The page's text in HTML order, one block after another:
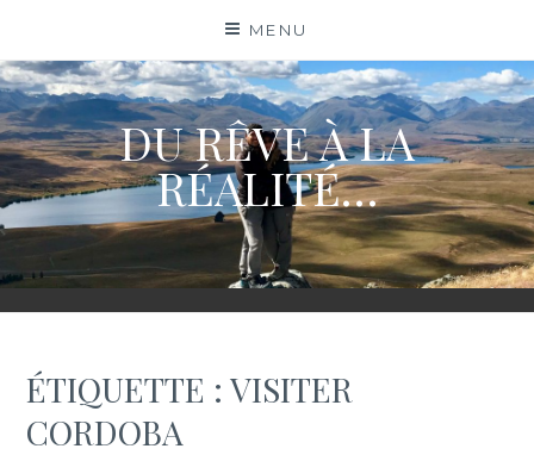
content
MENU
DU RÊVE À LA
RÉALITÉ…
ÉTIQUETTE :VISITER
CORDOBA